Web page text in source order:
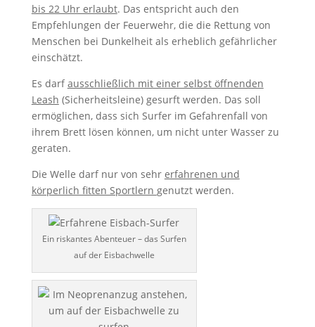
bis 22 Uhr erlaubt. Das entspricht auch den
Empfehlungen der Feuerwehr, die die Rettung von
Menschen bei Dunkelheit als erheblich gefährlicher
einschätzt.
Es darfausschließlich mit einer selbst öffnenden
Leash (Sicherheitsleine) gesurft werden. Das soll
ermöglichen, dass sich Surfer im Gefahrenfall von
ihrem Brett lösen können, um nicht unter Wasser zu
geraten.
Die Welle darf nur von sehr erfahrenen und
körperlich fitten Sportlern genutzt werden.
Ein riskantes Abenteuer – das Surfen
auf der Eisbachwelle